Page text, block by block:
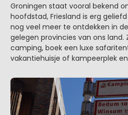
Groningen staat vooral bekend
hoofdstad, Friesland is erg
nog veel meer te ontdekken in
gelegen provincies van ons land.
camping, boek een luxe
vakantiehuisje of kampeerplek